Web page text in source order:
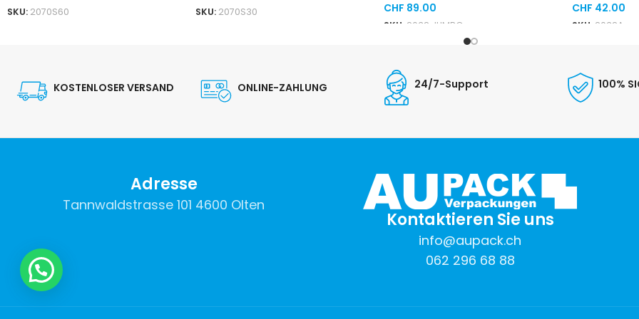
SKU: 2070S60 SKU: 2070S30
CHF 89.00
SKU: 2032 JUMBO
CHF 42.00
SKU: 2032A
KOSTENLOSER VERSAND ONLINE-ZAHLUNG 24/7-Support 100%
Adresse
Tannwaldstrasse 101 4600 Olten
Kontaktieren Sie uns
info@aupack.ch
062 296 68 88